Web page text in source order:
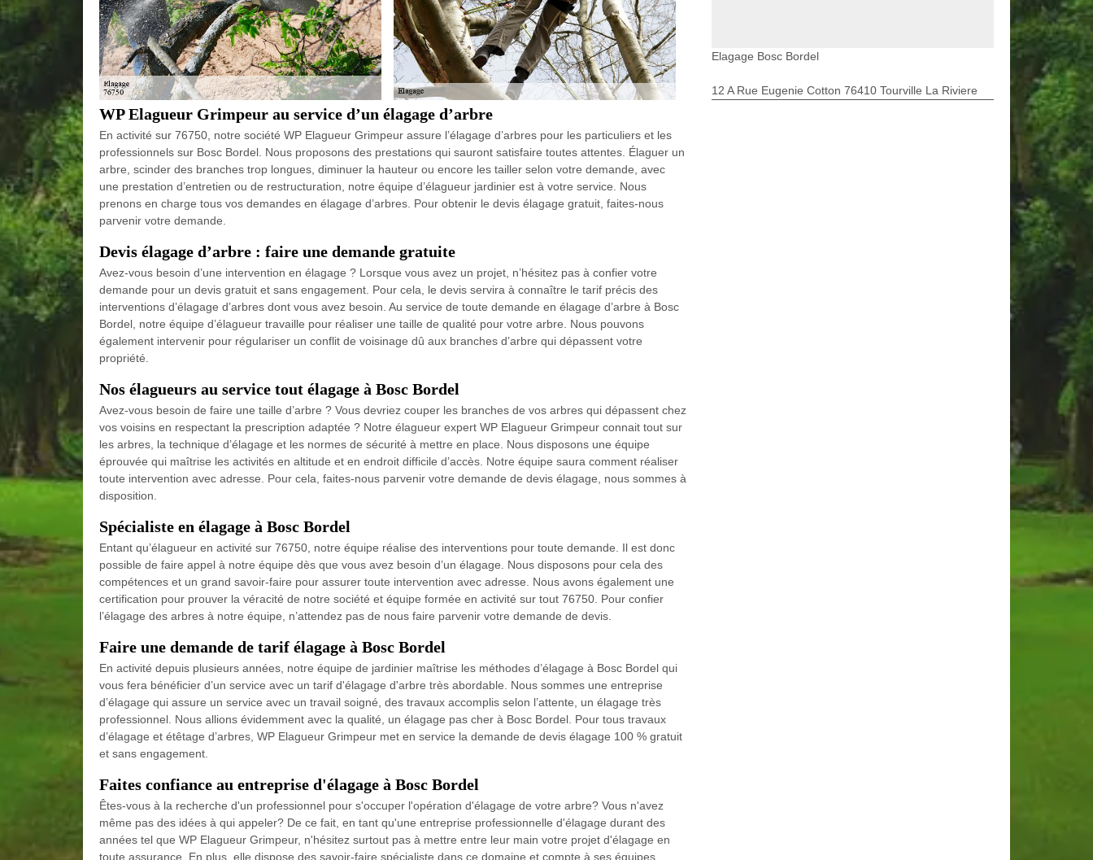
WP Elagueur Grimpeur au service d’un élagage d’arbre
En activité sur 76750, notre société WP Elagueur Grimpeur assure l’élagage d’arbres pour les particuliers et les
professionnels sur Bosc Bordel. Nous proposons des prestations qui sauront satisfaire toutes attentes. Élaguer un
arbre, scinder des branches trop longues, diminuer la hauteur ou encore les tailler selon votre demande, avec
une prestation d’entretien ou de restructuration, notre équipe d’élagueur jardinier est à votre service. Nous
prenons en charge tous vos demandes en élagage d’arbres. Pour obtenir le devis élagage gratuit, faites-nous
parvenir votre demande.
Devis élagage d’arbre : faire une demande gratuite
Avez-vous besoin d’une intervention en élagage ? Lorsque vous avez un projet, n’hésitez pas à confier votre
demande pour un devis gratuit et sans engagement. Pour cela, le devis servira à connaître le tarif précis des
interventions d’élagage d’arbres dont vous avez besoin. Au service de toute demande en élagage d’arbre à Bosc
Bordel, notre équipe d’élagueur travaille pour réaliser une taille de qualité pour votre arbre. Nous pouvons
également intervenir pour régulariser un conflit de voisinage dû aux branches d’arbre qui dépassent votre
propriété.
Nos élagueurs au service tout élagage à Bosc Bordel
Avez-vous besoin de faire une taille d’arbre ? Vous devriez couper les branches de vos arbres qui dépassent chez
vos voisins en respectant la prescription adaptée ? Notre élagueur expert WP Elagueur Grimpeur connait tout sur
les arbres, la technique d’élagage et les normes de sécurité à mettre en place. Nous disposons une équipe
éprouvée qui maîtrise les activités en altitude et en endroit difficile d’accès. Notre équipe saura comment réaliser
toute intervention avec adresse. Pour cela, faites-nous parvenir votre demande de devis élagage, nous sommes à
disposition.
Spécialiste en élagage à Bosc Bordel
Entant qu’élagueur en activité sur 76750, notre équipe réalise des interventions pour toute demande. Il est donc
possible de faire appel à notre équipe dès que vous avez besoin d’un élagage. Nous disposons pour cela des
compétences et un grand savoir-faire pour assurer toute intervention avec adresse. Nous avons également une
certification pour prouver la véracité de notre société et équipe formée en activité sur tout 76750. Pour confier
l’élagage des arbres à notre équipe, n’attendez pas de nous faire parvenir votre demande de devis.
Faire une demande de tarif élagage à Bosc Bordel
En activité depuis plusieurs années, notre équipe de jardinier maîtrise les méthodes d’élagage à Bosc Bordel qui
vous fera bénéficier d’un service avec un tarif d'élagage d'arbre très abordable. Nous sommes une entreprise
d’élagage qui assure un service avec un travail soigné, des travaux accomplis selon l’attente, un élagage très
professionnel. Nous allions évidemment avec la qualité, un élagage pas cher à Bosc Bordel. Pour tous travaux
d’élagage et étêtage d’arbres, WP Elagueur Grimpeur met en service la demande de devis élagage 100 % gratuit
et sans engagement.
Faites confiance au entreprise d'élagage à Bosc Bordel
Êtes-vous à la recherche d'un professionnel pour s'occuper l'opération d'élagage de votre arbre? Vous n'avez
même pas des idées à qui appeler? De ce fait, en tant qu'une entreprise professionnelle d'élagage durant des
années tel que WP Elagueur Grimpeur, n'hésitez surtout pas à mettre entre leur main votre projet d'élagage en
toute assurance. En plus, elle dispose des savoir-faire spécialiste dans ce domaine et compte à ses équipes
Elagage Bosc Bordel
12 A Rue Eugenie Cotton 76410 Tourville La Riviere